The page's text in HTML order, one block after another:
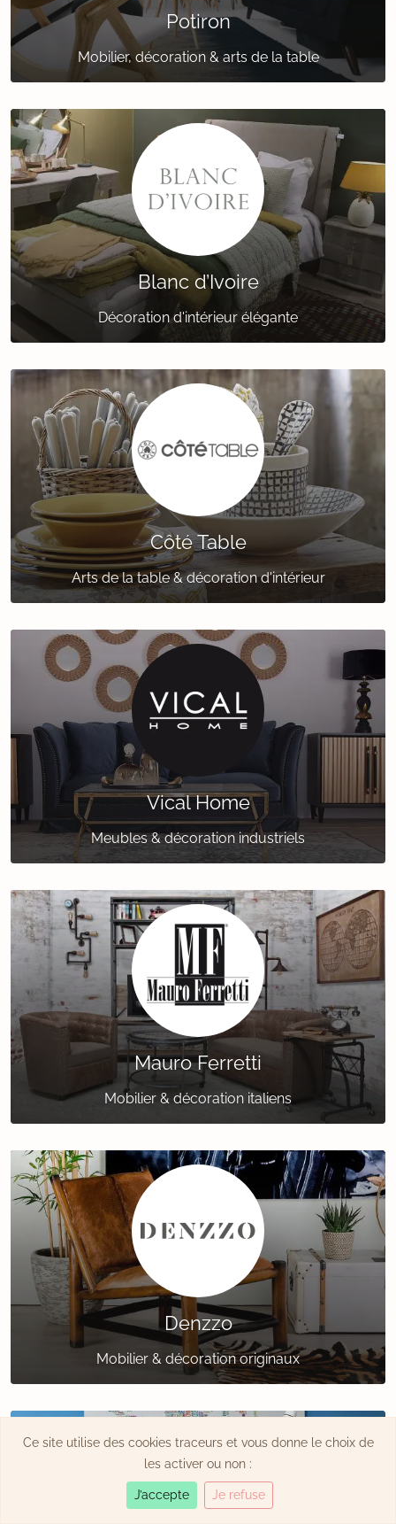
Potiron
Mobilier, décoration & arts de la table
Blanc d’Ivoire
Décoration d'intérieur élégante
Côté Table
Arts de la table & décoration d'intérieur
Vical Home
Meubles & décoration industriels
Mauro Ferretti
Mobilier & décoration italiens
Denzzo
Mobilier & décoration originaux
Ce site utilise des cookies traceurs et vous donne le choix de
les activer ou non :
J’accepte Je refuse